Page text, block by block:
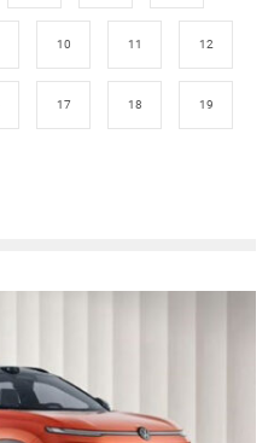
10 11 12
17 18 19